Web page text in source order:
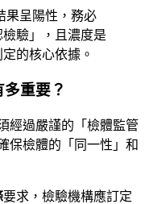
果呈陽性，務必
驗」，且濃度是
的核心依據。
重要？
經過嚴謹的「檢體監管
保檢體的「同一性」和
要求，檢驗機構應訂定